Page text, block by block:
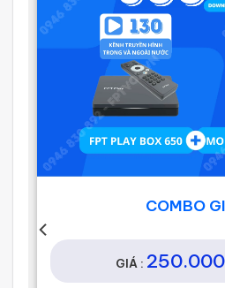
COMBO
GIÁ : 250.000